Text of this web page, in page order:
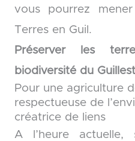
vous pourrez
Terres en Guil.
Préserver les
biodiversité du
Pour une agriculture
respectueuse de
créatrice de liens
A l’heure